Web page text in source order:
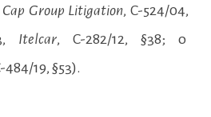
Group Litigation, C-524/04,
Itelcar, C-282/12, §38; o
484/19, §53).